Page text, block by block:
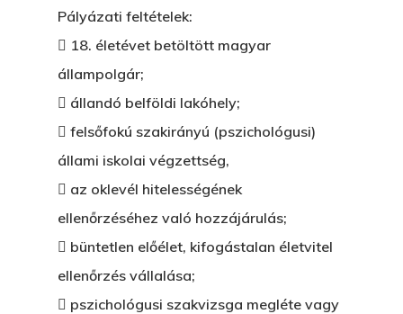
Pályázati feltételek:
 18. életévet betöltött magyar
állampolgár;
 állandó belföldi lakóhely;
 felsőfokú szakirányú (pszichológusi)
állami iskolai végzettség,
 az oklevél hitelességének
ellenőrzéséhez való hozzájárulás;
 büntetlen előélet, kifogástalan életvitel
ellenőrzés vállalása;
 pszichológusi szakvizsga megléte vagy